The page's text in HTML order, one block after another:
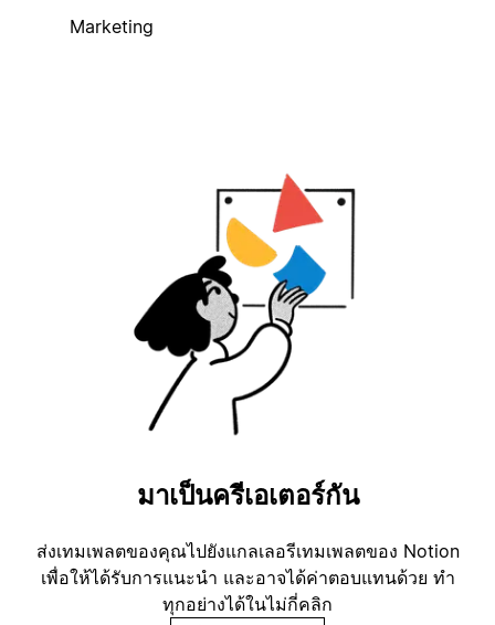
Marketing
มาเป็นครีเอเตอร์กัน
ส่งเทมเพลตของคุณไปยังแกลเลอรีเทมเพลตของ Notion
เพื่อให้ได้รับการแนะนำ และอาจได้ค่าตอบแทนด้วย ทำ
ทุกอย่างได้ในไม่กี่คลิก